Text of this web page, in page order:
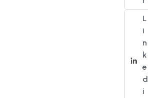
L
i
n
k
e
d
i